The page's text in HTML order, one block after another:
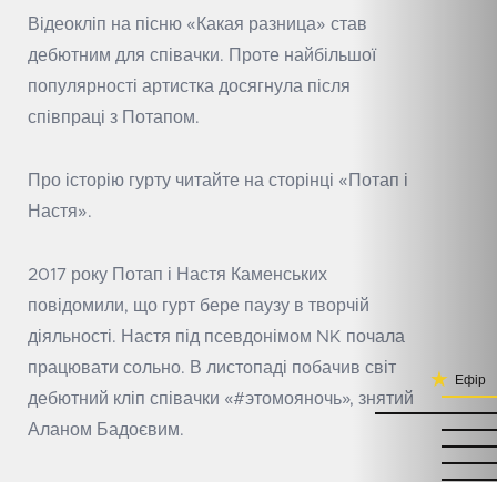
Відеокліп на пісню «Какая разница» став
дебютним для співачки. Проте найбільшої
популярності артистка досягнула після
співпраці з Потапом.
Про історію гурту читайте на сторінці «Потап і
Настя».
2017 року Потап і Настя Каменських
повідомили, що гурт бере паузу в творчій
діяльності. Настя під псевдонімом NK почала
працювати сольно. В листопаді побачив світ
дебютний кліп співачки «#этомояночь», знятий
Аланом Бадоєвим.
Ефір